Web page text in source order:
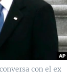
con el ex